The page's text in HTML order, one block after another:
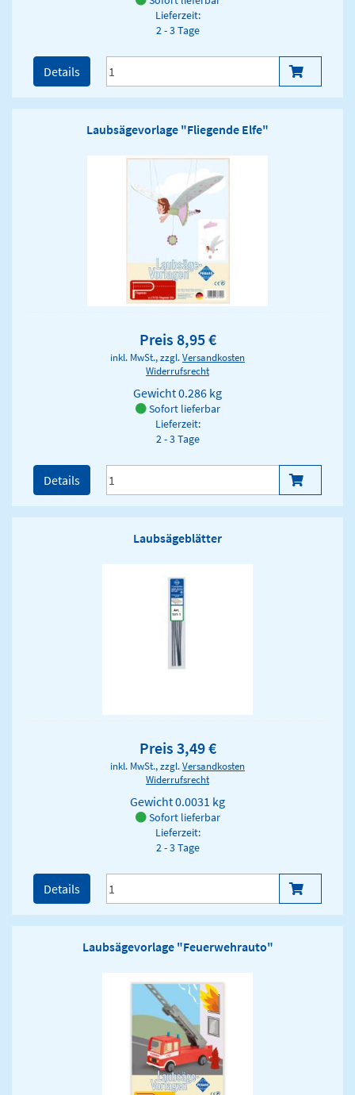
Lieferzeit:
2 - 3 Tage
Details
Laubsägevorlage "Fliegende Elfe"
Preis 8,95 €
inkl. MwSt., zzgl.Versandkosten
Widerrufsrecht
Gewicht0.286 kg
Sofort lieferbar
Lieferzeit:
2 - 3 Tage
Details
Laubsägeblätter
Preis 3,49 €
inkl. MwSt., zzgl.Versandkosten
Widerrufsrecht
Gewicht0.0031 kg
Sofort lieferbar
Lieferzeit:
2 - 3 Tage
Details
Laubsägevorlage "Feuerwehrauto"